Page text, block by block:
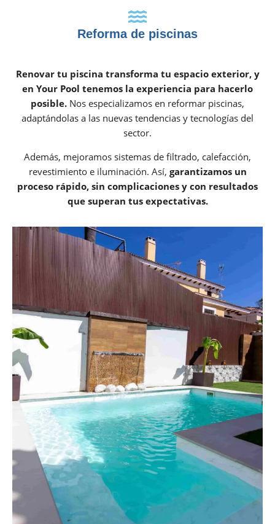
Reforma de piscinas
Renovar tu piscina transforma tu espacio exterior, y
en Your Pool tenemos la experiencia para hacerlo
posible. Nos especializamos en reformar piscinas,
adaptándolas a las nuevas tendencias y tecnologías del
sector.
Además, mejoramos sistemas de filtrado, calefacción,
revestimiento e iluminación. Así, garantizamos un
proceso rápido, sin complicaciones y con resultados
que superan tus expectativas.